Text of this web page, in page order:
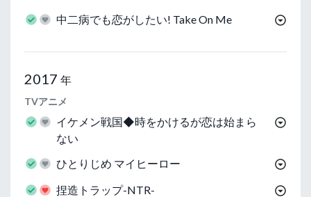
中二病でも恋がしたい! Take On Me
2017 年
TVアニメ
イケメン戦国◆時をかけるが恋は始まら
ない
ひとりじめ マイヒーロー
捏造トラップ-NTR-